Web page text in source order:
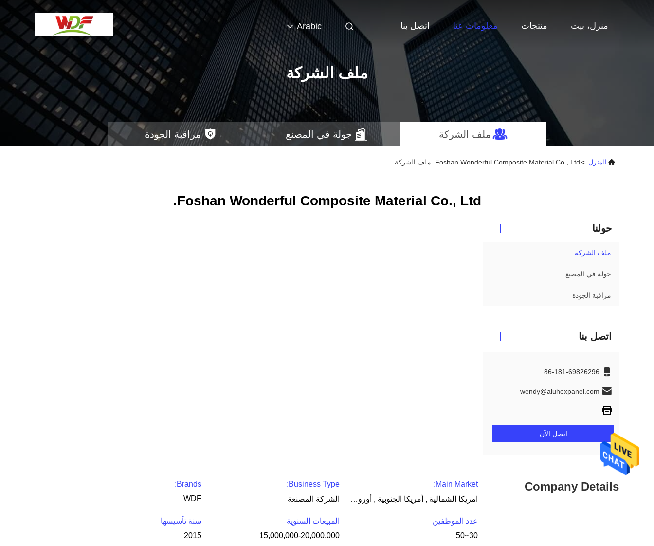
منزل، بيت منتجات معلومات عنا اتصل بنا Arabic
ملف الشركة
ملف الشركة جولة في المصنع مراقبة الجودة
المنزل >Foshan Wonderful Composite Material Co., Ltd. ملف الشركة
Foshan Wonderful Composite Material Co., Ltd.
حولنا
ملف الشركة
جولة في المصنع
مراقبة الجودة
اتصل بنا
86-181-69826296
wendy@aluhexpanel.com
اتصل الآن
Company Details
Main Market:
امريكا الشمالية , أمريكا الجنوبية , أوروبا الغربية , شرق أوروبا , شرق آسيا , الشرق الأوسط , أوقيانوسيا
Business Type:
الشركة المصنعة
Brands:
WDF
عدد الموظفين
30~50
المبيعات السنوية
15,000,000-20,000,000
سنة تأسيسها
2015